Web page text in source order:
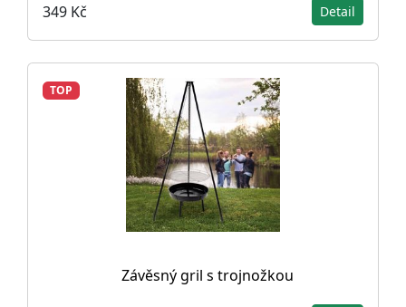
349 Kč Detail
TOP
Závěsný gril s trojnožkou